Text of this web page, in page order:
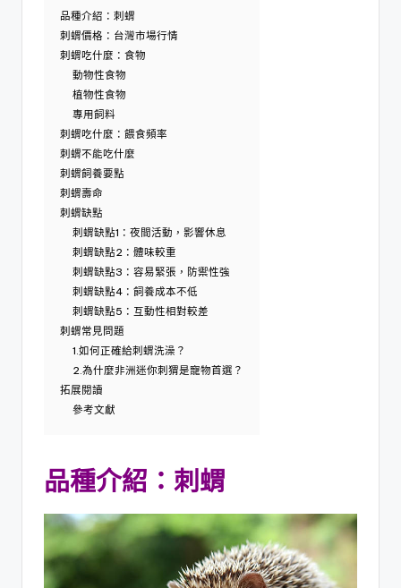
品種介紹：刺蝟
刺蝟價格：台灣市場行情
刺蝟吃什麼：食物
動物性食物
植物性食物
專用飼料
刺蝟吃什麼：餵食頻率
刺蝟不能吃什麼
刺蝟飼養要點
刺蝟壽命
刺蝟缺點
刺蝟缺點1：夜間活動，影響休息
刺蝟缺點2：體味較重
刺蝟缺點3：容易緊張，防禦性強
刺蝟缺點4：飼養成本不低
刺蝟缺點5：互動性相對較差
刺蝟常見問題
1.如何正確給刺蝟洗澡？
2.為什麼非洲迷你刺猬是寵物首選？
拓展閱讀
參考文獻
品種介紹： 刺蝟